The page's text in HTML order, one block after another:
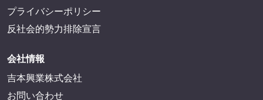
プライバシーポリシー
反社会的勢力排除宣言
会社情報
吉本興業株式会社
お問い合わせ